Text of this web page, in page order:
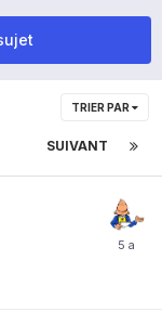
TRIER PAR
SUIVANT